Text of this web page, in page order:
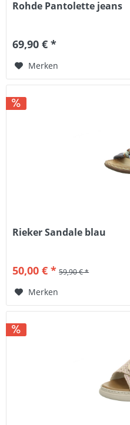
Rohde Pantolette jeans
69,90 € *
Merken
Rieker Sandale blau
50,00 € * 59,90 € *
Merken